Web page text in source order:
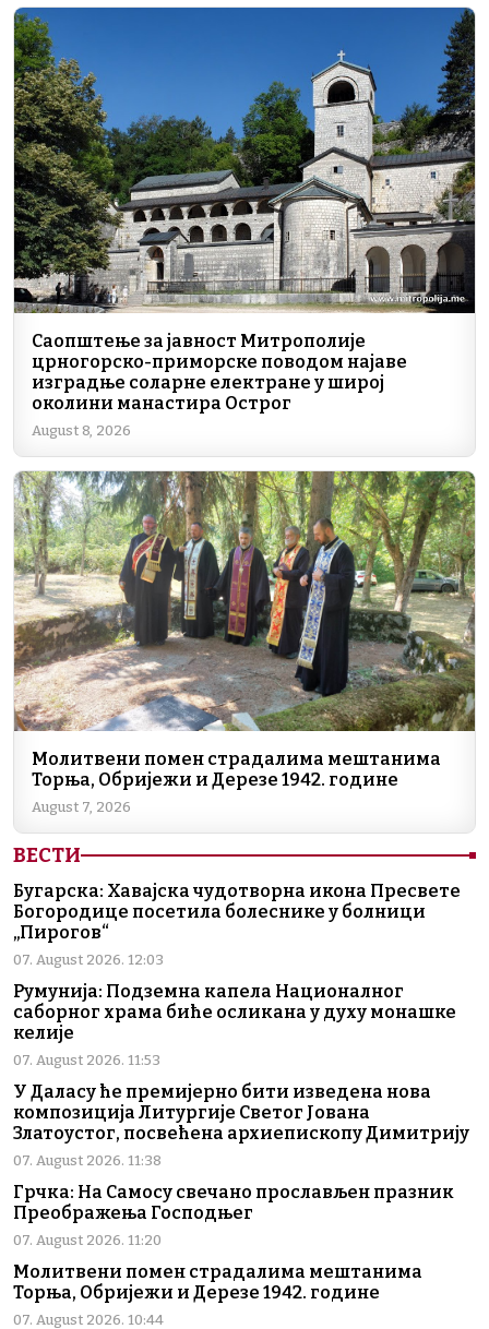
b
o
o
k
m
A
p
p
n
k
Саопштење за јавност Митрополије
црногорско-приморске поводом најаве
изградње соларне електране у широј
околини манастира Острог
August 8, 2026
Молитвени помен страдалима мештанима
Торња, Обријежи и Дерезе 1942. године
August 7, 2026
ВЕСТИ
Бугарска: Хавајска чудотворна икона Пресвете
Богородице посетила болеснике у болници
„Пирогов“
07. August 2026. 12:03
Румунија: Подземна капела Националног
саборног храма биће осликана у духу монашке
келије
07. August 2026. 11:53
У Даласу ће премијерно бити изведена нова
композиција Литургије Светог Јована
Златоустог, посвећена архиепископу Димитрију
07. August 2026. 11:38
Грчка: На Самосу свечано прослављен празник
Преображења Господњег
07. August 2026. 11:20
Молитвени помен страдалима мештанима
Торња, Обријежи и Дерезе 1942. године
07. August 2026. 10:44